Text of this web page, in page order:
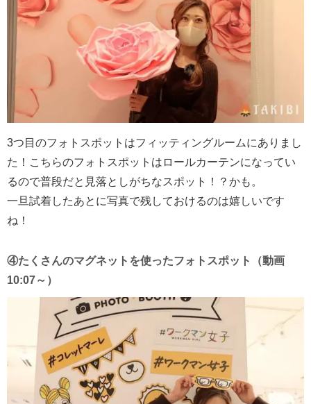
3つ目のフォトスポットはフィッティングルームにありまし
た！こちらのフォトスポットはロールカーテンになってい
るので普段だと見落としがちなスポット！？かも。
一旦試着したあとに写真で残しておけるのは嬉しいです
ね！
④たくさんのマグネットを使ったフォトスポット（動画
10:07～）